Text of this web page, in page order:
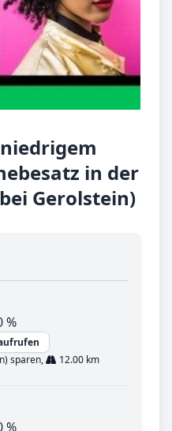
in der
Gerolstein)
%
sparen,
12.00 km
%